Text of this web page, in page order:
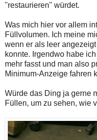
"restaurieren" würdet.
Was mich hier vor allem
Füllvolumen. Ich meine
wenn er als leer
konnte. Irgendwo habe
mehr fasst und man also
Minimum-Anzeige fahren
Würde das Ding ja gerne
Füllen, um zu sehen, wie